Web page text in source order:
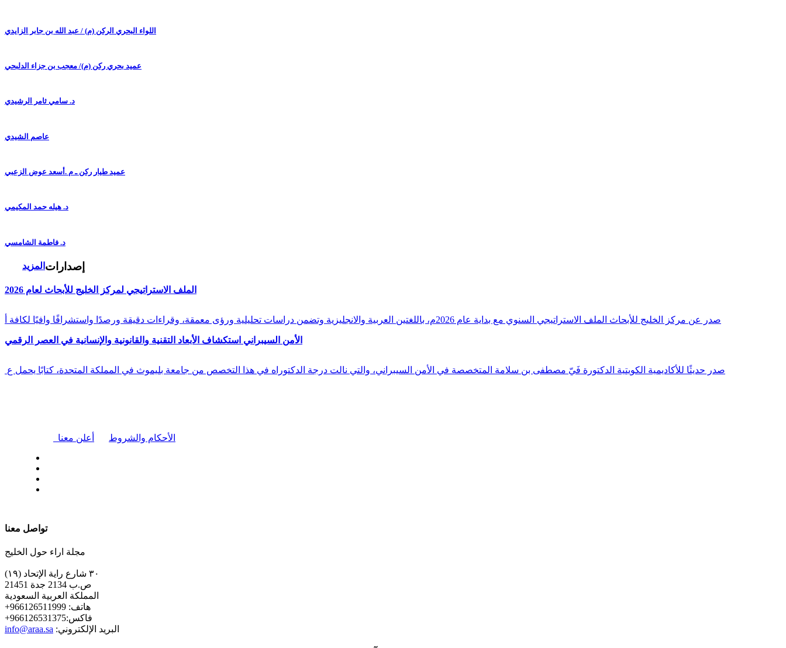
اللواء البحري الركن (م) / عبد الله بن جابر الزايدي
عميد بحري ركن (م)/ معجب بن جزاء الدلبحي
د. سامي ثامر الرشيدي
عاصم الشيدي
عميد طيار ركن ـ م .أسعد عوض الزعبي
د. هيله حمد المكيمي
د. فاطمة الشامسي
المزيد إصدارات
الملف الاستراتيجي لمركز الخليج للأبحاث لعام 2026
صدر عن مركز الخليج للأبحاث الملف الاستراتيجي السنوي مع بداية عام 2026م، باللغتين العربية والانجليزية وتضمن دراسات تحليلية ورؤى معمقة، وقراءات دقيقة ورصدًا واستشرافًا وافيًا لكافة أ
الأمن السيبراني استكشاف الأبعاد التقنية والقانونية والإنسانية في العصر الرقمي
صدر حديثًا للأكاديمية الكويتية الدكتورة فَيّ مصطفى بن سلامة المتخصصة في الأمن السيبراني، والتي نالت درجة الدكتوراه في هذا التخصص من جامعة بليموث في المملكة المتحدة، كتابًا يحمل ع
أعلن معنا الأحكام والشروط
تواصل معنا
مجلة اراء حول الخليج
٣٠ شارع راية الإتحاد (١٩)
ص.ب 2134 جدة 21451
المملكة العربية السعودية
+هاتف: 966126511999
+فاكس:966126531375
info@araa.sa :البريد الإلكتروني